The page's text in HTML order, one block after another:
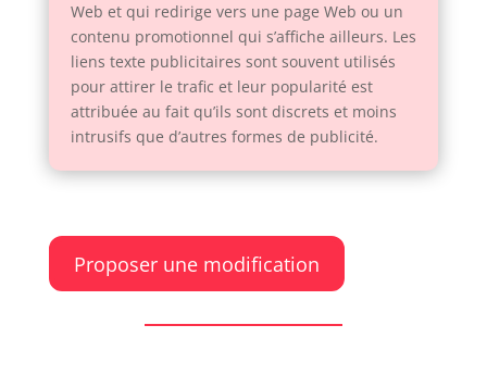
Web et qui redirige vers une page Web ou un
contenu promotionnel qui s’affiche ailleurs. Les
liens texte publicitaires sont souvent utilisés
pour attirer le trafic et leur popularité est
attribuée au fait qu’ils sont discrets et moins
intrusifs que d’autres formes de publicité.
Proposer une modification